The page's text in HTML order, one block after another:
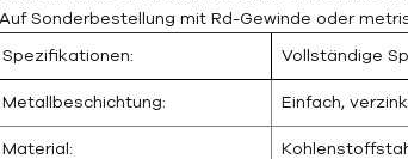
Sonderbestellung mit Rd-Gewinde oder
Spezifikationen:
Vollständige
Metallbeschichtung: Einfach,
Material: